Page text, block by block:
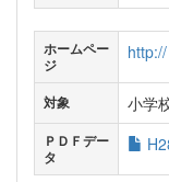
ホームペー
ジ
http://
対象 小学
ＰＤＦデー
タ